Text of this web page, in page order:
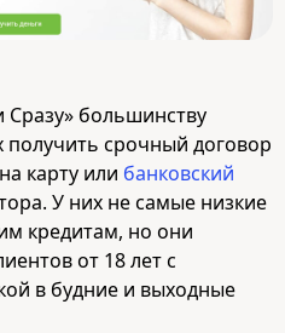
большинству
срочный договор
карту или банковский
У них не самые низкие
кредитам, но они
от 18 лет с
в будние и выходные